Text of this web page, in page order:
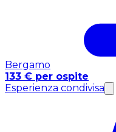
Bergamo
133 € per ospite
Esperienza condivisa